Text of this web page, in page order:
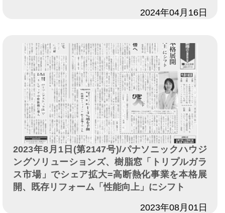
2024年04月16日
2023年8月1日(第2147号)/パナソニックハウジ
ングソリューションズ、樹脂窓「トリプルガラ
ス市場」でシェア拡大=高断熱化事業を本格展
開、既存リフォーム「性能向上」にシフト
2023年08月01日